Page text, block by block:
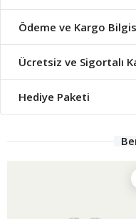
Ödeme ve Kargo
Ücretsiz ve Sigortalı
Hediye Paketi